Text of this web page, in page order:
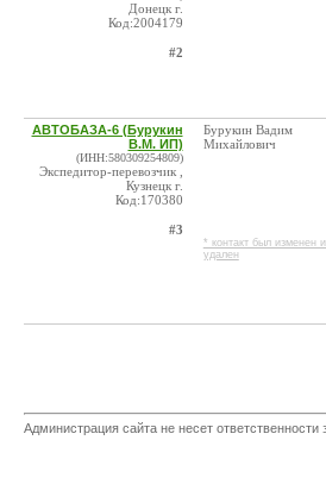
Донецк г.
Код:2004179
#2
АВТОБАЗА-6 (Бурукин
В.М. ИП)
(ИНН:580309254809)
Экспедитор-перевозчик ,
Кузнецк г.
Код:170380
#3
Бурукин Вадим
Михайлович
* контакт был изменен
удален
Администрация сайта не несет